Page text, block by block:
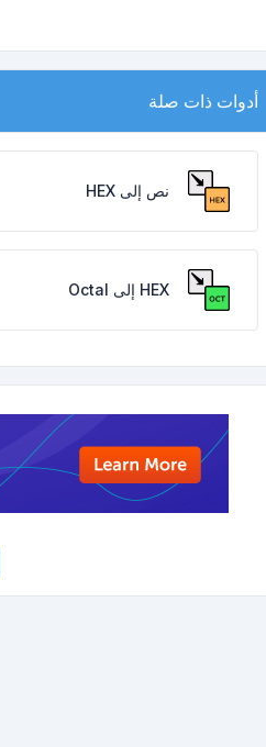
أدوات ذات صلة
نص إلى HEX
HEX إلى Octal